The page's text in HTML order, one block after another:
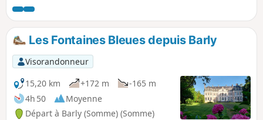
très beaux sentiers : au départ, la montée sur le plateau
puis, à Remaisnil, la descente par le Bois de Courcelles.
Les Fontaines Bleues depuis Barly
Visorandonneur
15,20 km
+172 m
-165 m
4h 50
Moyenne
Départ à Barly (Somme) (Somme)